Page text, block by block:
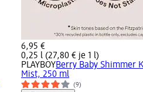
6,95 €
0,25 l (27,80 € je 1 l)
PLAYBOYBerry Baby Shimmer
Mist, 250 ml
(9)